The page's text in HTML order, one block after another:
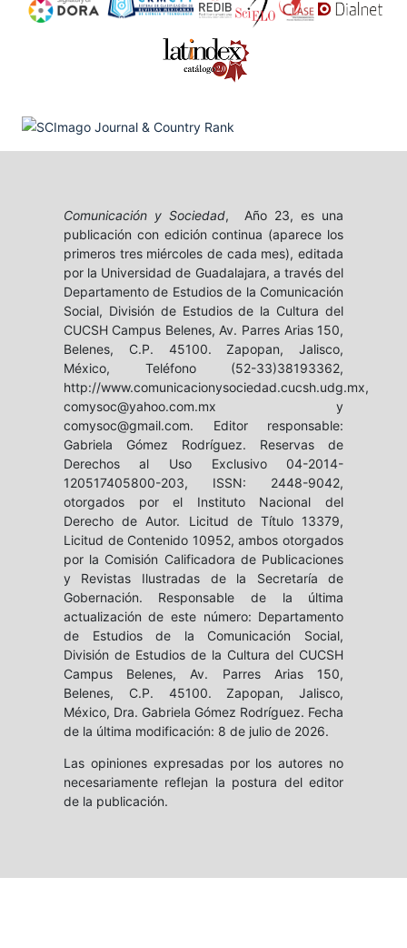
Comunicación y Sociedad, Año 23, es una
publicación con edición continua (aparece los
primeros tres miércoles de cada mes), editada
por la Universidad de Guadalajara, a través del
Departamento de Estudios de la Comunicación
Social, División de Estudios de la Cultura del
CUCSH Campus Belenes, Av. Parres Arias 150,
Belenes, C.P. 45100. Zapopan, Jalisco,
México, Teléfono (52-33)38193362,
http://www.comunicacionysociedad.cucsh.udg.mx,
comysoc@yahoo.com.mx y
comysoc@gmail.com. Editor responsable:
Gabriela Gómez Rodríguez. Reservas de
Derechos al Uso Exclusivo 04-2014-
120517405800-203, ISSN: 2448-9042,
otorgados por el Instituto Nacional del
Derecho de Autor. Licitud de Título 13379,
Licitud de Contenido 10952, ambos otorgados
por la Comisión Calificadora de Publicaciones
y Revistas Ilustradas de la Secretaría de
Gobernación. Responsable de la última
actualización de este número: Departamento
de Estudios de la Comunicación Social,
División de Estudios de la Cultura del CUCSH
Campus Belenes, Av. Parres Arias 150,
Belenes, C.P. 45100. Zapopan, Jalisco,
México, Dra. Gabriela Gómez Rodríguez. Fecha
de la última modificación: 8 de julio de 2026.
Las opiniones expresadas por los autores no
necesariamente reflejan la postura del editor
de la publicación.